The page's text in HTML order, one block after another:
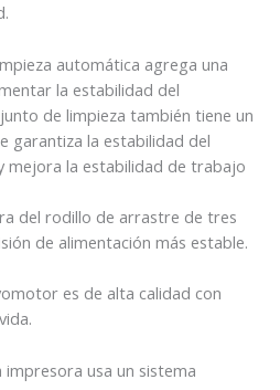
automática agrega una
la estabilidad del
de limpieza también tiene un
garantiza la estabilidad del
mejora la estabilidad de trabajo
del rodillo de arrastre de tres
de alimentación más estable.
es de alta calidad con
impresora usa un sistema